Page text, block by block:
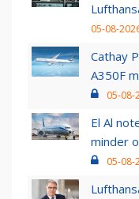
05-08-
Cathay
A350F
05-08-
El Al
minder
05-08-